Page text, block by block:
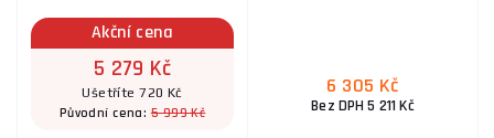
Akční cena
5 279 Kč
Ušetříte 720 Kč
Původní cena:5 999 Kč
6 305 Kč
Bez DPH 5 211 Kč